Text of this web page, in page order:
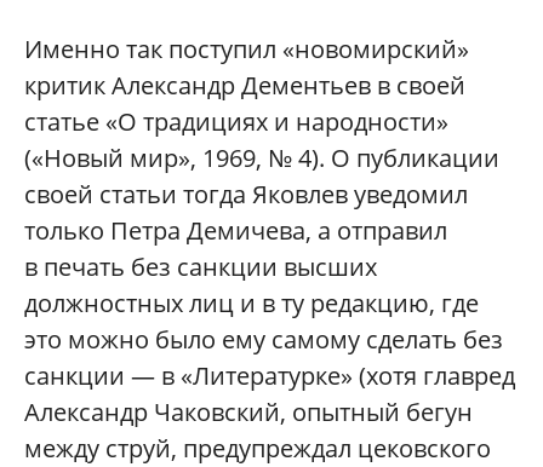
Именно так поступил «новомирский»
критик Александр Дементьев в своей
статье «О традициях и народности»
(«Новый мир», 1969, № 4). О публикации
своей статьи тогда Яковлев уведомил
только Петра Демичева, а отправил
в печать без санкции высших
должностных лиц и в ту редакцию, где
это можно было ему самому сделать без
санкции — в «Литературке» (хотя главред
Александр Чаковский, опытный бегун
между струй, предупреждал цековского